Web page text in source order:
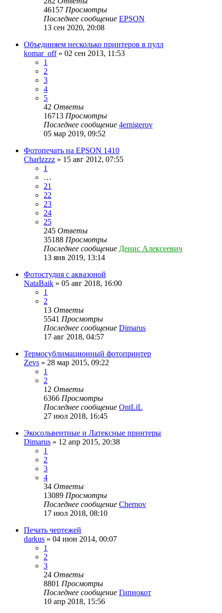
46157 Просмотры
Последнее сообщение EPSON
13 сен 2020, 20:08
Объединяем несколько принтеров в пулл
komar_off» 02 сен 2013, 11:53
1
2
3
4
5
42 Ответы
16713 Просмотры
Последнее сообщение 4ernigerov
05 мар 2019, 09:52
Фотопечать на EPSON 1410
Charlzzzz » 15 авг 2012, 07:55
1
…
21
22
23
24
25
245 Ответы
35188 Просмотры
Последнее сообщение Денис Алексеевич
13 янв 2019, 13:14
Фотостудия с аквазоной
NataBaik » 05 авг 2018, 16:00
1
2
13 Ответы
5541 Просмотры
Последнее сообщение Dimarus
17 авг 2018, 04:57
Термосублимационный фотопринтер
Zevs » 28 мар 2015, 09:22
1
2
12 Ответы
6366 Просмотры
Последнее сообщение OntLiL
27 июл 2018, 16:45
Экосольвентные и Латексные принтеры
Dimarus » 12 апр 2015, 20:38
1
2
3
4
34 Ответы
13089 Просмотры
Последнее сообщение Chernov
17 июл 2018, 08:10
Печать чертежей
darkus » 04 июн 2014, 00:07
1
2
3
24 Ответы
8801 Просмотры
Последнее сообщение Гипнокот
10 апр 2018, 15:56